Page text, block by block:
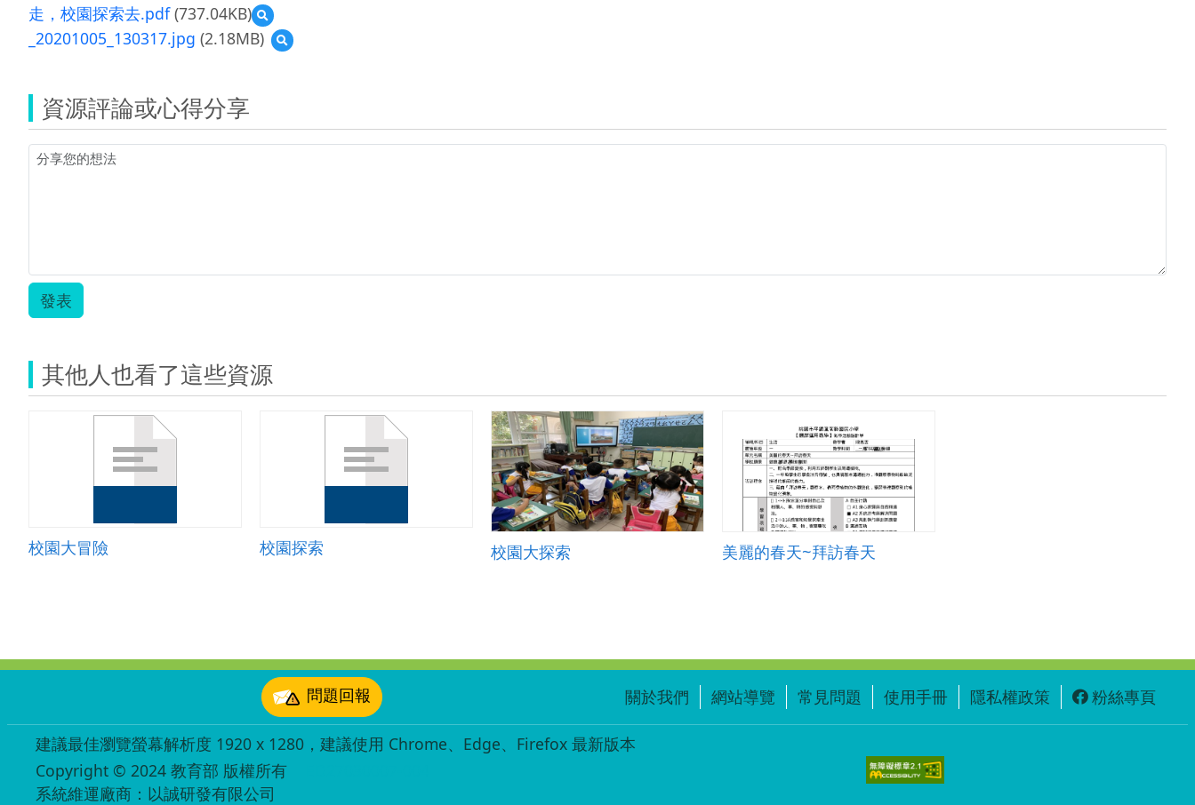
走，校園探索去.pdf(737.04KB)
預
覽
走，
去.pdf
_20201005_130317.jpg (2.18MB)
預
覽
資源評論或心得分享
發表
其他人也看了這些資源
校園大冒險 校園探索 校園大探索 美麗的春天~拜訪春天
問題回報 關於我們 網站導覽 常見問題 使用手冊 隱私權政策 粉絲專頁
建議最佳瀏覽螢幕解析度 1920 x 1280，建議使用 Chrome、Edge、Firefox 最新版本
Copyright © 2024 教育部 版權所有
系統維運廠商：以誠研發有限公司